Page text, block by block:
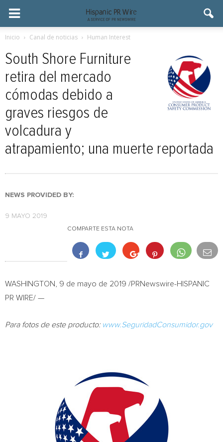
Inicio Canal de noticias Human Interest
South Shore Furniture
retira del mercado
cómodas debido a
graves riesgos de
volcadura y
atrapamiento; una muerte reportada
NEWS PROVIDED BY:
9 MAYO 2019
COMPARTE ESTA NOTA
WASHINGTON
, 9 de mayo de 2019 /PRNewswire-HISPANIC
PR WIRE/ —
Para fotos de este producto: www.SeguridadConsumidor.gov